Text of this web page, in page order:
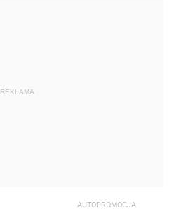
REKLAMA
AUTOPROMOCJA